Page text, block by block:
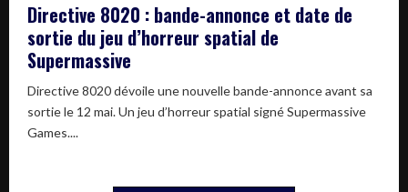
Directive 8020 : bande-annonce et date de
sortie du jeu d’horreur spatial de
Supermassive
Directive 8020 dévoile une nouvelle bande-annonce avant sa
sortie le 12 mai. Un jeu d’horreur spatial signé Supermassive
Games....